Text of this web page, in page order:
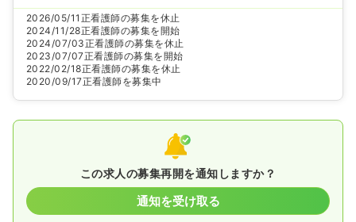
2026/05/11 正看護師の募集を休止
2024/11/28正看護師の募集を開始
2024/07/03正看護師の募集を休止
2023/07/07正看護師の募集を開始
2022/02/18正看護師の募集を休止
2020/09/17正看護師を募集中
この求人の募集再開を通知しますか？
通知を受け取る